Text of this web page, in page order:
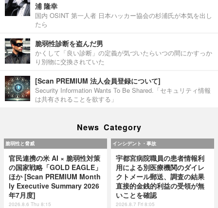
浦 隆幸
国内 OSINT 第一人者 日本ハッカー協会の杉浦氏が本気を出し
たら
脆弱性診断を盗んだ男
かくして「良い診断」の定義が気づいたらいつの間にかすっか
り別物に交換されていた
[Scan PREMIUM 法人会員登録について]
Security Information Wants To Be Shared.「セキュリティ情報
は共有されることを欲する」
News Category
脆弱性と脅威
官民連携の米 AI × 脆弱性対策
の国家戦略「GOLD EAGLE」
ほか [Scan PREMIUM Month
ly Executive Summary 2026
年7月度]
2026.8.6 Thu 8:15
インシデント・事故
宇都宮病院職員の患者情報利
用による別医療機関のダイレ
クトメール郵送、調査の結果
直接的金銭的利益の受領が無
いことを確認
2026.8.7 Fri 8:05